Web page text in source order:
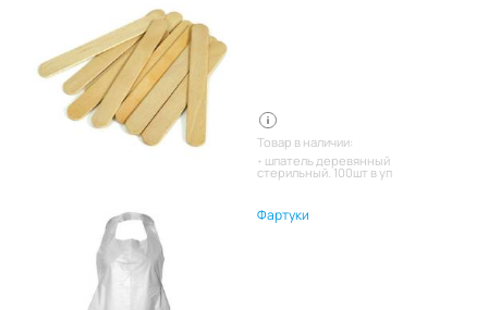
Товар в наличии:
шпатель деревянный
стерильный. 100шт в уп
Фартуки